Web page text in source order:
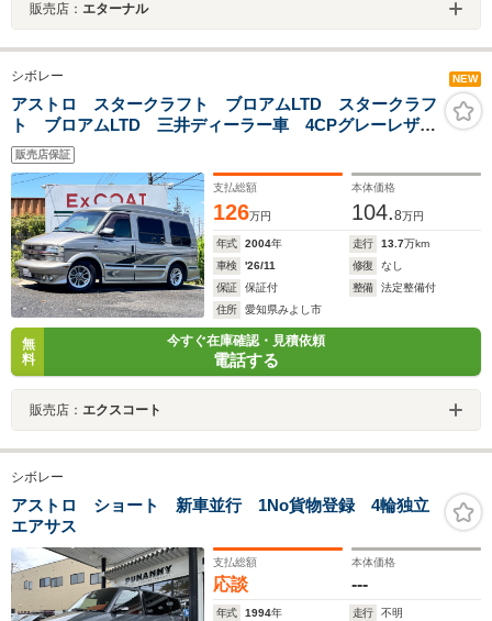
販売店： エターナル
シボレー NEW
アストロ スタークラフト ブロアムLTD スタークラフ
ト ブロアムLTD 三井ディーラー車 4CPグレーレザー
S 3rd電動ソファーベッド ハイグロス 3Dイルミネー
ション リア19インチモニター ナビ 地デジ バック
カメラ ETC
販売店保証
支払総額
126万円
本体価格
104.8万円
年式 2004年 走行 13.7万km
車検
'26/11 修復
なし
保証
保証付 整備
法定整備付
住所
愛知県みよし市
無
料
今すぐ在庫確認・見積依頼
電話する
販売店： エクスコート
シボレー
アストロ ショート 新車並行 1No貨物登録 4輪独立
エアサス
支払総額
応談
本体価格
---
年式 1994年 走行
不明